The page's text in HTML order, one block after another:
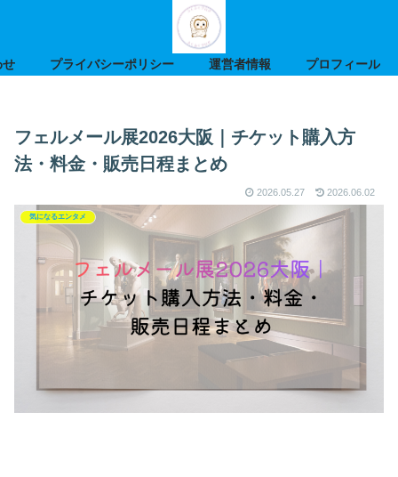
せ プライバシーポリシー 運営者情報 プロフィール
フェルメール展2026大阪｜チケット購入方
法・料金・販売日程まとめ
2026.05.27 2026.06.02
気になるエンタメ